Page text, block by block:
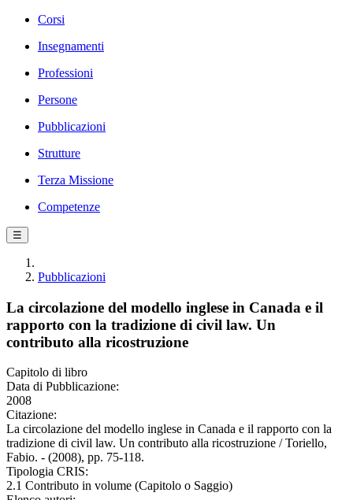
Corsi
Insegnamenti
Professioni
Persone
Pubblicazioni
Strutture
Terza Missione
Competenze
☰
Pubblicazioni
La circolazione del modello inglese in Canada e il
rapporto con la tradizione di civil law. Un
contributo alla ricostruzione
Capitolo di libro
Data di Pubblicazione:
2008
Citazione:
La circolazione del modello inglese in Canada e il rapporto con la
tradizione di civil law. Un contributo alla ricostruzione / Toriello,
Fabio. - (2008), pp. 75-118.
Tipologia CRIS:
2.1 Contributo in volume (Capitolo o Saggio)